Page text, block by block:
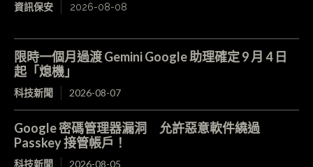
資訊保安 2026-08-08
限時一個月過渡 Gemini Google 助理確定 9 月 4 日
起「熄機」
科技新聞 2026-08-07
Google 密碼管理器漏洞 允許惡意軟件繞過
Passkey 接管帳戶！
科技新聞 2026-08-05